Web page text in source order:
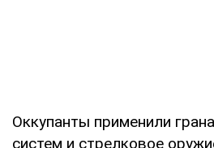
Оккупанты применили
систем и стрелковое